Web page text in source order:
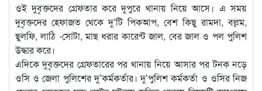
ওই দুবৃক্তদের গ্রেফতার করে দুপুরে থানায় নিয়ে আসে। এ সময়
দুবৃক্তদের হেফাজত থেকে দু’টি পিকআপ, বেশ কিছু রামদা, বল্লম,
ছুলফি, লাঠি -সোটা, মাছ ধরার কারেন্ট জাল, বের জাল ও পল পুলিশ
উদ্ধার করে।
এদিকে দুবৃক্তদের গ্রেফতারের পর থানায় নিয়ে আসার পর টনক নড়ে
ওসি ও জেলা পুলিশের দু’কর্মকর্তার। দু’পুলিশ কর্মকর্তা ও ওসির নিজ